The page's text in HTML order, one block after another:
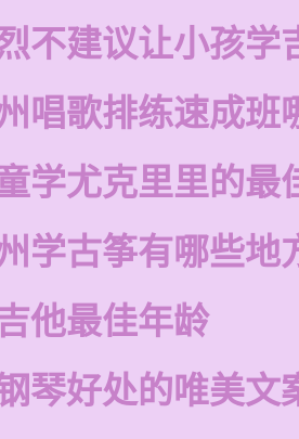
不建议让小孩学
唱歌排练速成班
学尤克里里的最
学古筝有哪些地
他最佳年龄
琴好处的唯美文